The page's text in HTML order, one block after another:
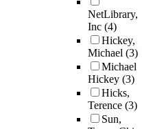
NetLibrary,
Inc (4)
Hickey,
Michael (3)
Michael
Hickey (3)
Hicks,
Terence (3)
Sun,